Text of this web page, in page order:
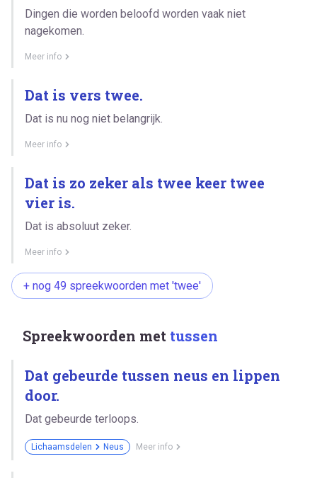
Dingen die worden beloofd worden vaak niet
nagekomen.
Meer info
Dat is vers twee.
Dat is nu nog niet belangrijk.
Meer info
Dat is zo zeker als twee keer twee
vier is.
Dat is absoluut zeker.
Meer info
+ nog 49 spreekwoorden met 'twee'
Spreekwoorden met tussen
Dat gebeurde tussen neus en lippen
door.
Dat gebeurde terloops.
Lichaamsdelen Neus Meer info